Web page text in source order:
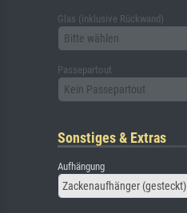
Glas (inklusive Rückwand)
Bitte wählen
Passepartout
Kein Passepartout
Sonstiges & Extras
Aufhängung
Zackenaufhänger (gesteckt)